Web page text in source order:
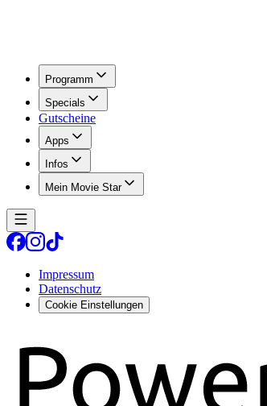
Programm
Specials
Gutscheine
Apps
Infos
Mein Movie Star
Impressum
Datenschutz
Cookie Einstellungen